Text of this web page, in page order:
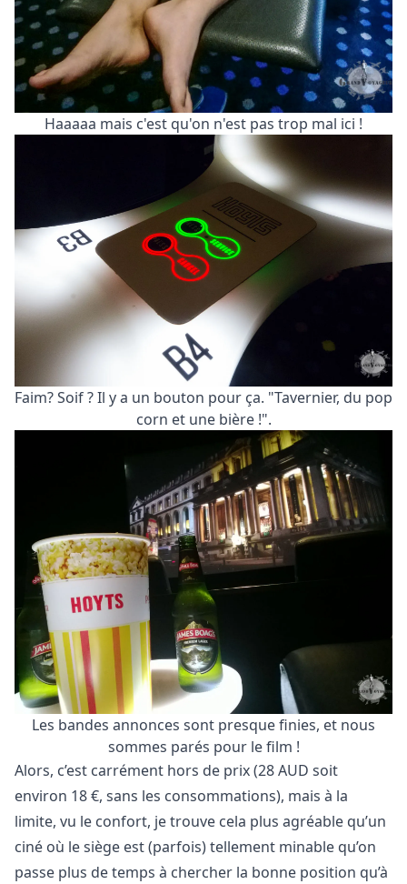
Haaaaa mais c'est qu'on n'est pas trop mal ici !
Faim? Soif ? Il y a un bouton pour ça. "Tavernier, du pop
corn et une bière !".
Les bandes annonces sont presque finies, et nous
sommes parés pour le film !
Alors, c’est carrément hors de prix (28 AUD soit
environ 18 €, sans les consommations), mais à la
limite, vu le confort, je trouve cela plus agréable qu’un
ciné où le siège est (parfois) tellement minable qu’on
passe plus de temps à chercher la bonne position qu’à